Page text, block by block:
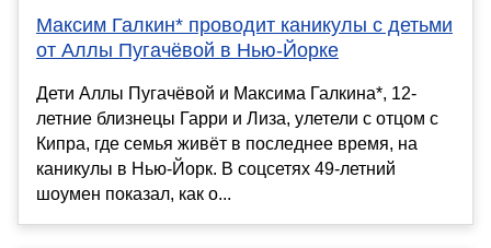
Максим Галкин* проводит каникулы с детьми
от Аллы Пугачёвой в Нью-Йорке
Дети Аллы Пугачёвой и Максима Галкина*, 12-
летние близнецы Гарри и Лиза, улетели с отцом с
Кипра, где семья живёт в последнее время, на
каникулы в Нью-Йорк. В соцсетях 49-летний
шоумен показал, как о...